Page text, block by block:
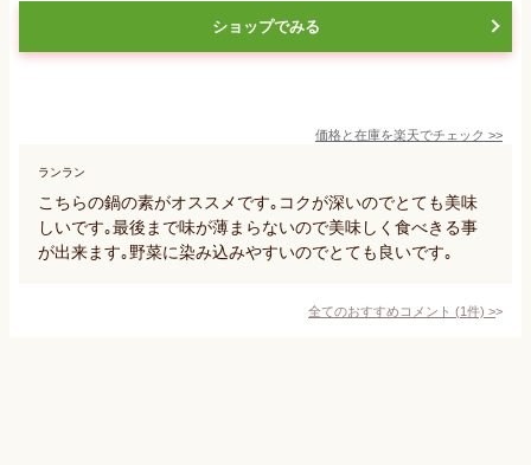
ショップでみる
価格と在庫を楽天でチェック >>
ランラン
こちらの鍋の素がオススメです｡コクが深いのでとても美味
しいです｡最後まで味が薄まらないので美味しく食べきる事
が出来ます｡野菜に染み込みやすいのでとても良いです｡
全てのおすすめコメント (1件) >